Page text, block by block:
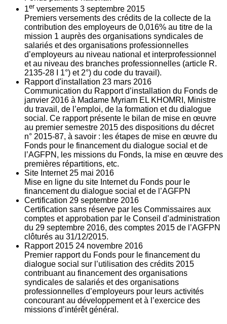
1er versements 3 septembre 2015
Premiers versements des crédits de la collecte de la
contribution des employeurs de 0,016% au titre de la
mission 1 auprès des organisations syndicales de
salariés et des organisations professionnelles
d’employeurs au niveau national et interprofessionnel
et au niveau des branches professionnelles (article R.
2135‐28 I 1°) et 2°) du code du travail).
Rapport d'installation 23 mars 2016
Communication du Rapport d’installation du Fonds de
janvier 2016 à Madame Myriam EL KHOMRI, Ministre
du travail, de l’emploi, de la formation et du dialogue
social. Ce rapport présente le bilan de mise en œuvre
au premier semestre 2015 des dispositions du décret
n° 2015-87, à savoir : les étapes de mise en œuvre du
Fonds pour le financement du dialogue social et de
l’AGFPN, les missions du Fonds, la mise en œuvre des
premières répartitions, etc.
Site Internet 25 mai 2016
Mise en ligne du site Internet du Fonds pour le
financement du dialogue social et de l’AGFPN
Certification 29 septembre 2016
Certification sans réserve par les Commissaires aux
comptes et approbation par le Conseil d’administration
du 29 septembre 2016, des comptes 2015 de l’AGFPN
clôturés au 31/12/2015.
Rapport 2015 24 novembre 2016
Premier rapport du Fonds pour le financement du
dialogue social sur l’utilisation des crédits 2015
contribuant au financement des organisations
syndicales de salariés et des organisations
professionnelles d’employeurs pour leurs activités
concourant au développement et à l’exercice des
missions d’intérêt général.